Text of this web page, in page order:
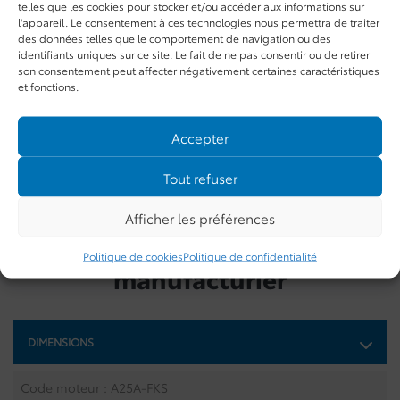
telles que les cookies pour stocker et/ou accéder aux informations sur
l'appareil. Le consentement à ces technologies nous permettra de traiter
des données telles que le comportement de navigation ou des
identifiants uniques sur ce site. Le fait de ne pas consentir ou de retirer
son consentement peut affecter négativement certaines caractéristiques
et fonctions.
Accepter
Tout refuser
Afficher les préférences
Politique de cookiesPolitique de confidentialité
l'alerte de trafic transversal arrière. Le confort n'est pas en
reste avec des sièges en tissu, une climatisation manuelle et
une connectivité Bluetooth. Ce véhicule arbore une élégante
couleur argentée et est équipé de phares à DEL pour une
visibilité optimale. Pour plus d'informations, contactez-nous
GARANTIE
Informations du
manufacturier
DIMENSIONS
Code moteur : A25A-FKS